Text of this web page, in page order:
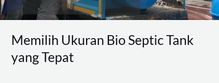
Memilih Ukuran Bio Septic Tank
yang Tepat